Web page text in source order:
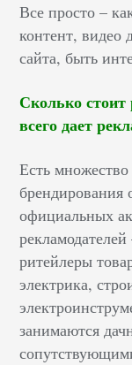
Все просто –
контент, видео
сайта, быть
Сколько
всего дает
Есть
брендирования
официальных
ритейлеры
электрика,
занимаются